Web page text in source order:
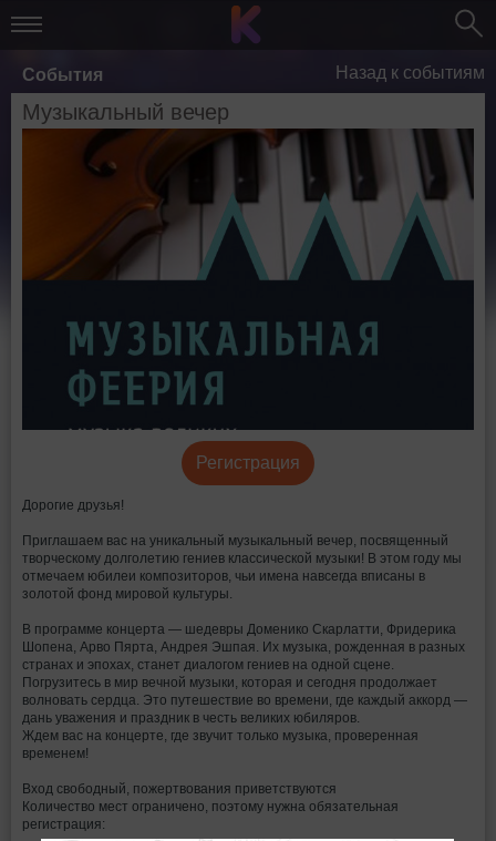
События Назад к событиям
Музыкальный вечер
Регистрация
Дорогие друзья!
Приглашаем вас на уникальный музыкальный вечер, посвященный
творческому долголетию гениев классической музыки! В этом году мы
отмечаем юбилеи композиторов, чьи имена навсегда вписаны в
золотой фонд мировой культуры.
В программе концерта — шедевры Доменико Скарлатти, Фридерика
Шопена, Арво Пярта, Андрея Эшпая. Их музыка, рожденная в разных
странах и эпохах, станет диалогом гениев на одной сцене.
Погрузитесь в мир вечной музыки, которая и сегодня продолжает
волновать сердца. Это путешествие во времени, где каждый аккорд —
дань уважения и праздник в честь великих юбиляров.
Ждем вас на концерте, где звучит только музыка, проверенная
временем!
Вход свободный, пожертвования приветствуются
Количество мест ограничено, поэтому нужна обязательная
регистрация: